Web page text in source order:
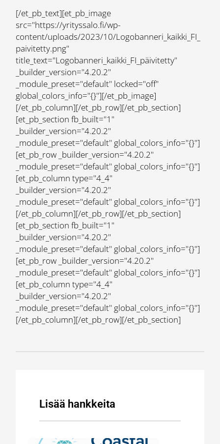
[/et_pb_text][et_pb_image
src="https://yrityssalo.fi/wp-
content/uploads/2023/10/Logobanneri_kaikki_FI_
paivitetty.png"
title_text="Logobanneri_kaikki_FI_päivitetty"
_builder_version="4.20.2"
_module_preset="default" locked="off"
global_colors_info="{}"][/et_pb_image]
[/et_pb_column][/et_pb_row][/et_pb_section]
[et_pb_section fb_built="1"
_builder_version="4.20.2"
_module_preset="default" global_colors_info="{}"]
[et_pb_row _builder_version="4.20.2"
_module_preset="default" global_colors_info="{}"]
[et_pb_column type="4_4"
_builder_version="4.20.2"
_module_preset="default" global_colors_info="{}"]
[/et_pb_column][/et_pb_row][/et_pb_section]
[et_pb_section fb_built="1"
_builder_version="4.20.2"
_module_preset="default" global_colors_info="{}"]
[et_pb_row _builder_version="4.20.2"
_module_preset="default" global_colors_info="{}"]
[et_pb_column type="4_4"
_builder_version="4.20.2"
_module_preset="default" global_colors_info="{}"]
[/et_pb_column][/et_pb_row][/et_pb_section]
Lisää hankkeita